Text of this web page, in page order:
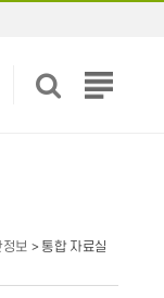
전
정보 > 통합 자료실